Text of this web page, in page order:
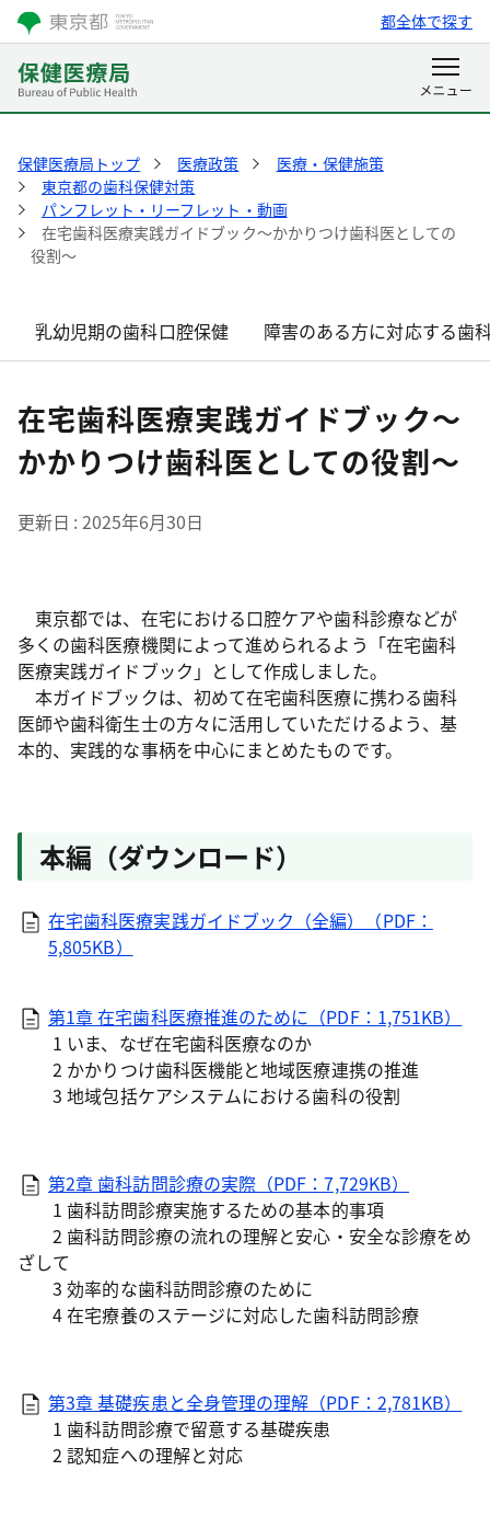
都全体で探す
保健医療局トップ 医療政策
医療・保健施策
東京都の歯科保健対策
パンフレット・リーフレット・動画
在宅歯科医療実践ガイドブック～かかりつけ歯科医としての
役割～
乳幼児期の歯科口腔保健 障害のある方に対応する歯
在宅歯科医療実践ガイドブック～
かかりつけ歯科医としての役割～
更新日 2025年6月30日
東京都では、在宅における口腔ケアや歯科診療などが
多くの歯科医療機関によって進められるよう「在宅歯科
医療実践ガイドブック 」として作成しました。
本ガイドブックは、初めて在宅歯科医療に携わる歯科
医師や歯科衛生士の方々に活用していただけるよう、基
本的、実践的な事柄を中心にまとめたものです。
本編（ダウンロード）
在宅歯科医療実践ガイドブック（全編）（PDF：
5,805KB）
第1章 在宅歯科医療推進のために（PDF：1,751KB）
1 いま、なぜ在宅歯科医療なのか
2 かかりつけ歯科医機能と地域医療連携の推進
3 地域包括ケアシステムにおける歯科の役割
第2章 歯科訪問診療の実際（PDF：7,729KB）
1 歯科訪問診療実施するための基本的事項
2 歯科訪問診療の流れの理解と安心・安全な診療をめ
ざして
3 効率的な歯科訪問診療のために
4 在宅療養のステージに対応した歯科訪問診療
第3章 基礎疾患と全身管理の理解（PDF：2,781KB）
1 歯科訪問診療で留意する基礎疾患
2 認知症への理解と対応